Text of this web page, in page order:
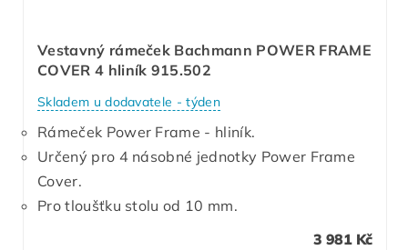
Vestavný rámeček Bachmann POWER FRAME
COVER 4 hliník 915.502
Skladem u dodavatele - týden
Rámeček Power Frame - hliník.
Určený pro 4 násobné jednotky Power Frame
Cover.
Pro tloušťku stolu od 10 mm.
3 981 Kč